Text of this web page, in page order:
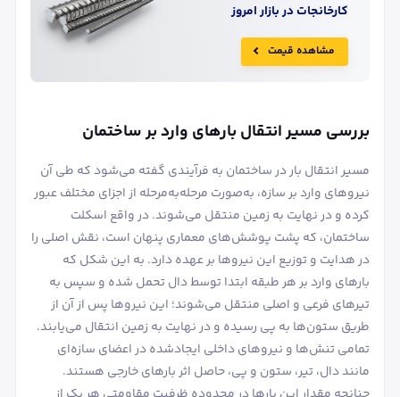
کارخانجات در بازار امروز
مشاهده قیمت
بررسی مسیر انتقال بارهای وارد بر ساختمان
مسیر انتقال بار در ساختمان به فرآیندی گفته می‌شود که طی آن
نیروهای وارد بر سازه، به‌صورت مرحله‌به‌مرحله از اجزای مختلف عبور
کرده و در نهایت به زمین منتقل می‌شوند. در واقع اسکلت
ساختمان، که پشت پوشش‌های معماری پنهان است، نقش اصلی را
در هدایت و توزیع این نیروها بر عهده دارد. به این شکل که
بارهای وارد بر هر طبقه ابتدا توسط دال تحمل شده و سپس به
تیرهای فرعی و اصلی منتقل می‌شوند؛ این نیروها پس از آن از
طریق ستون‌ها به پی رسیده و در نهایت به زمین انتقال می‌یابند.
تمامی تنش‌ها و نیروهای داخلی ایجادشده در اعضای سازه‌ای
مانند دال، تیر، ستون و پی، حاصل اثر بارهای خارجی هستند.